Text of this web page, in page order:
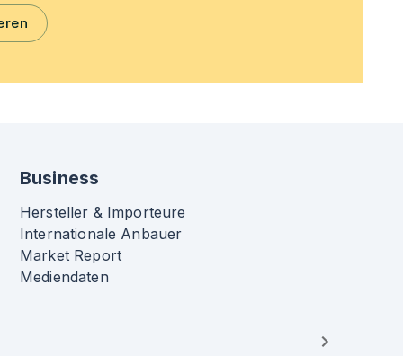
Business
Hersteller & Importeure
Internationale Anbauer
Market Report
Mediendaten